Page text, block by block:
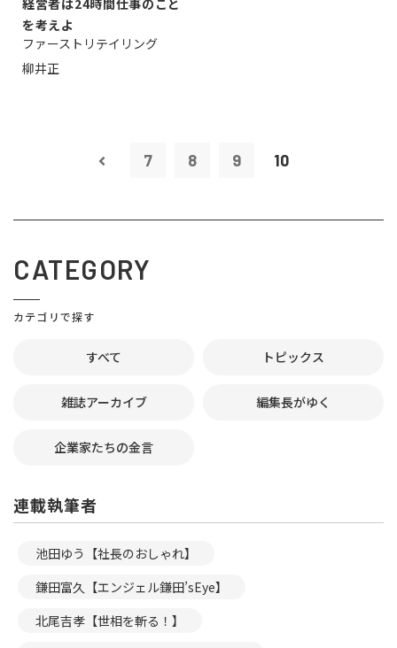
経営者は24時間仕事のこと
を考えよ
ファーストリテイリング
柳井正
7 8 9 10
CATEGORY
カテゴリで探す
すべて トピックス
雑誌アーカイブ 編集長がゆく
企業家たちの金言
連載執筆者
池田ゆう【社長のおしゃれ】
鎌田富久【エンジェル鎌田’sEye】
北尾吉孝【世相を斬る！】